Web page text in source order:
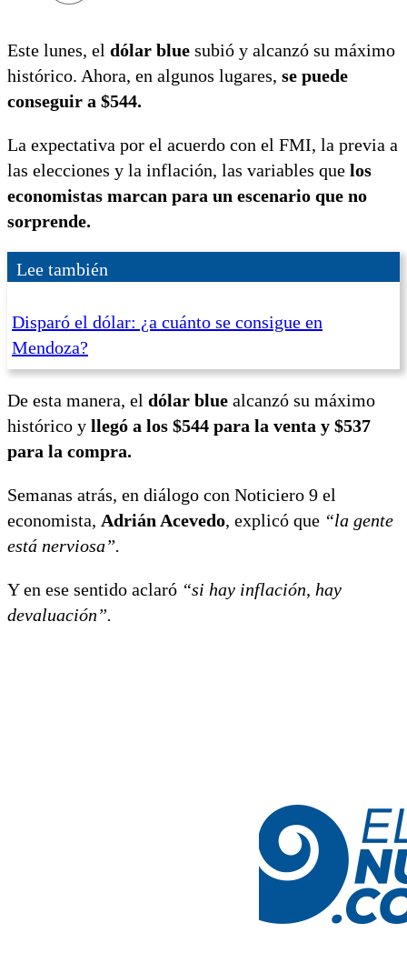
Este lunes, el dólar blue subió y alcanzó su máximo
histórico. Ahora, en algunos lugares, se puede
conseguir a $544.
La expectativa por el acuerdo con el FMI, la previa a
las elecciones y la inflación, las variables que los
economistas marcan para un escenario que no
sorprende.
Lee también
Disparó el dólar: ¿a cuánto se consigue en
Mendoza?
De esta manera, el dólar blue alcanzó su máximo
histórico y llegó a los $544 para la venta y $537
para la compra.
Semanas atrás, en diálogo con Noticiero 9 el
economista, Adrián Acevedo, explicó que “la gente
está nerviosa”.
Y en ese sentido aclaró “si hay inflación, hay
devaluación”.